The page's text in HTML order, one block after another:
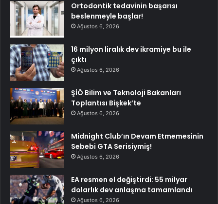
Ortodontik tedavinin başarısı
beslenmeyle başlar!
Ağustos 6, 2026
16 milyon liralık dev ikramiye bu ile
çıktı
Ağustos 6, 2026
ŞİÖ Bilim ve Teknoloji Bakanları
Toplantısı Bişkek’te
Ağustos 6, 2026
Midnight Club’ın Devam Etmemesinin
Sebebi GTA Serisiymiş!
Ağustos 6, 2026
EA resmen el değiştirdi: 55 milyar
dolarlık dev anlaşma tamamlandı
Ağustos 6, 2026